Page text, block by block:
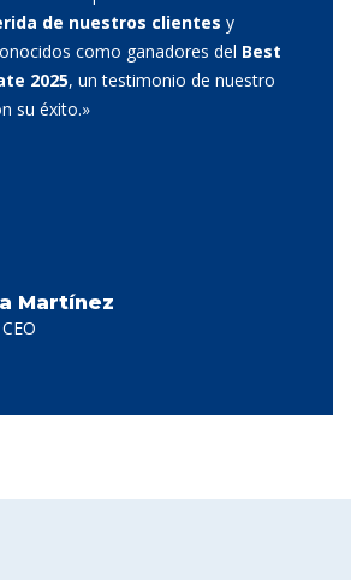
de nuestros clientes y
como ganadores del Best
2025, un testimonio de nuestro
su éxito.»
Martínez